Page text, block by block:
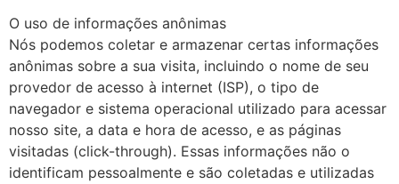
O uso de informações anônimas
Nós podemos coletar e armazenar certas informações
anônimas sobre a sua visita, incluindo o nome de seu
provedor de acesso à internet (ISP), o tipo de
navegador e sistema operacional utilizado para acessar
nosso site, a data e hora de acesso, e as páginas
visitadas (click-through). Essas informações não o
identificam pessoalmente e são coletadas e utilizadas